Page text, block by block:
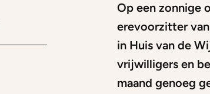
Op een zonnige
erevoorzitter
in Huis van de
vrijwilligers en
maand genoeg